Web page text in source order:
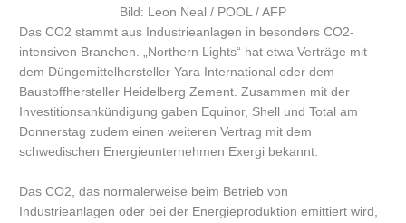
Bild: Leon Neal / POOL / AFP
Das CO2 stammt aus Industrieanlagen in besonders CO2-
intensiven Branchen. „Northern Lights“ hat etwa Verträge mit
dem Düngemittelhersteller Yara International oder dem
Baustoffhersteller Heidelberg Zement. Zusammen mit der
Investitionsankündigung gaben Equinor, Shell und Total am
Donnerstag zudem einen weiteren Vertrag mit dem
schwedischen Energieunternehmen Exergi bekannt.
Das CO2, das normalerweise beim Betrieb von
Industrieanlagen oder bei der Energieproduktion emittiert wird,